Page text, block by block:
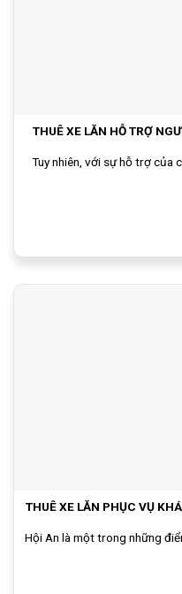
THUÊ XE LĂN HỖ TRỢ
Tuy nhiên, với sự hỗ trợ của
THUÊ XE LĂN PHỤC VỤ
Hội An là một trong những